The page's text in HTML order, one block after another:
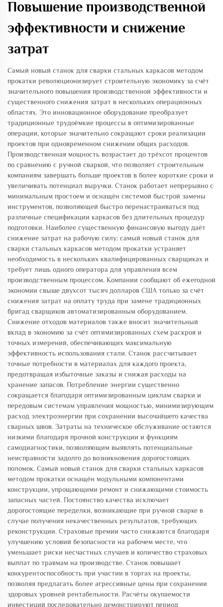
Повышение производственной
эффективности и снижение
затрат
Самый новый станок для сварки стальных каркасов методом
прокатки революционизирует строительную экономику за счёт
значительного повышения производственной эффективности и
существенного снижения затрат в нескольких операционных
областях. Это инновационное оборудование преобразует
традиционные трудоёмкие процессы в оптимизированные
операции, которые значительно сокращают сроки реализации
проектов при одновременном снижении общих расходов.
Производственная мощность возрастает до трёхсот процентов
по сравнению с ручной сваркой, что позволяет строительным
компаниям завершать больше проектов в более короткие сроки и
увеличивать потенциал выручки. Станок работает непрерывно с
минимальным простоем и оснащён системой быстрой замены
инструментов, позволяющей быстро перенастраиваться под
различные спецификации каркасов без длительных процедур
подготовки. Наиболее существенную финансовую выгоду даёт
снижение затрат на рабочую силу: самый новый станок для
сварки стальных каркасов методом прокатки устраняет
необходимость в нескольких квалифицированных сварщиках и
требует лишь одного оператора для управления всем
производственным процессом. Компании сообщают об ежегодной
экономии свыше двухсот тысяч долларов США только за счёт
снижения затрат на оплату труда при замене традиционных
бригад сварщиков автоматизированным оборудованием.
Снижение отходов материалов также вносит значительный
вклад в экономию за счёт оптимизированных схем раскроя и
точных измерений, обеспечивающих максимальную
эффективность использования стали. Станок рассчитывает
точные потребности в материалах для каждого проекта,
предотвращая избыточные заказы и снижая расходы на
хранение запасов. Потребление энергии существенно
сокращается благодаря оптимизированным циклам сварки и
передовым системам управления мощностью, минимизирующим
расход электроэнергии при сохранении высочайшего качества
сварных швов. Затраты на техническое обслуживание остаются
низкими благодаря прочной конструкции и функциям
самодиагностики, позволяющим выявлять потенциальные
неисправности задолго до возникновения дорогостоящих
поломок. Самый новый станок для сварки стальных каркасов
методом прокатки оснащён модульными компонентами
конструкции, упрощающими ремонт и снижающими стоимость
запасных частей. Постоянство качества исключает
дорогостоящие переделки, возникающие при ручной сварке в
случае получения некачественных результатов, требующих
реконструкции. Страховые премии часто снижаются благодаря
улучшению условий безопасности на рабочем месте, что
уменьшает риски несчастных случаев и количество страховых
выплат по травмам на производстве. Станок повышает
конкурентоспособность при участии в торгах на проекты,
позволяя предлагать более агрессивные цены при сохранении
здоровых уровней рентабельности. Расчёты окупаемости
инвестиций последовательно демонстрируют период